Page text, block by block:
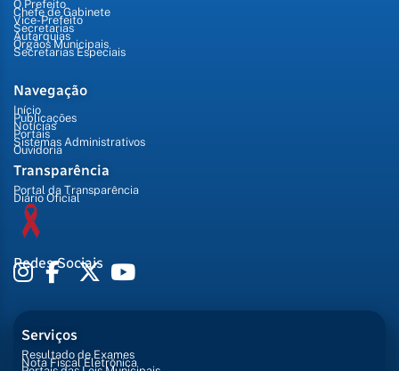
O Prefeito
Chefe de Gabinete
Vice-Prefeito
Secretarias
Autarquias
Órgãos Municipais
Secretarias Especiais
Navegação
Início
Publicações
Notícias
Portais
Sistemas Administrativos
Ouvidoria
Transparência
Portal da Transparência
Diário Oficial
Redes Sociais
Serviços
Resultado de Exames
Nota Fiscal Eletrônica